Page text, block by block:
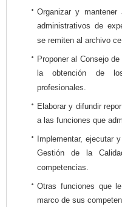
Organizar y
administrativos de
se remiten al archivo
Proponer al Consejo
la obtención de
profesionales.
Elaborar y difundir
a las funciones que
Implementar, ejecutar
Gestión de la
competencias.
Otras funciones que
marco de sus